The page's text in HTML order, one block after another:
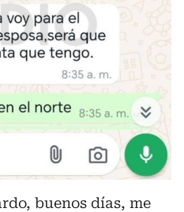
buenos días, me